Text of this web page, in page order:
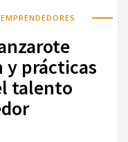
EMPRENDEDORES
y prácticas
talento